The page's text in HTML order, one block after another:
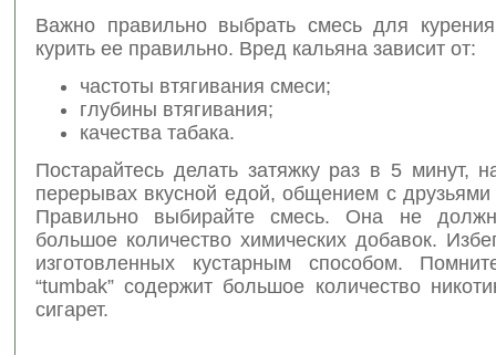
Важно правильно выбрать смесь для
курить ее правильно. Вред кальяна зависит от:
частоты втягивания смеси;
глубины втягивания;
качества табака.
Постарайтесь делать затяжку раз в 5 минут,
перерывах вкусной едой, общением с
Правильно выбирайте смесь. Она не
большое количество химических добавок.
изготовленных кустарным способом.
“tumbak” содержит большое количество
сигарет.